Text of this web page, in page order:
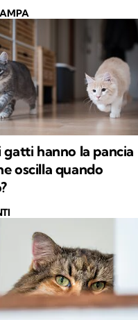
gatti hanno la pancia
oscilla quando